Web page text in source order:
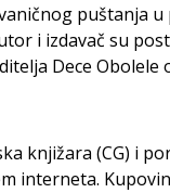
puštanja
i izdavač su
Dece Obolele
knjižara (CG) i
interneta.